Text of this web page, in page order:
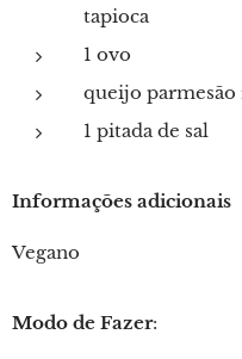
tapioca
1 ovo
queijo parmesão
1 pitada de sal
Informações adicionais
Vegano
Modo de Fazer: